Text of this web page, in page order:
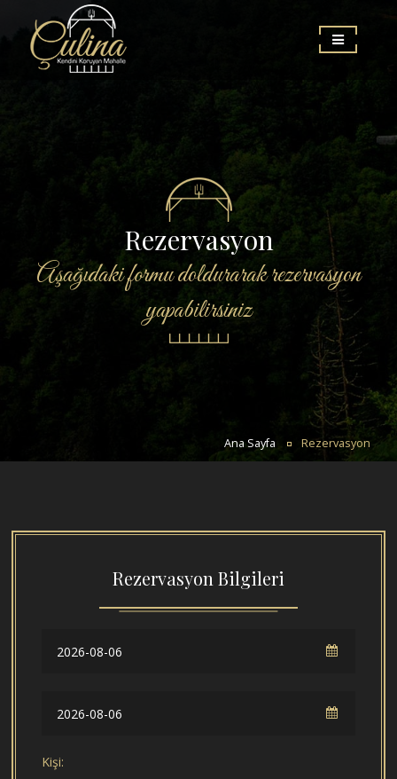
Rezervasyon
Aşağıdaki formu doldurarak rezervasyon
yapabilirsiniz
Ana Sayfa Rezervasyon
Rezervasyon Bilgileri
Kişi: